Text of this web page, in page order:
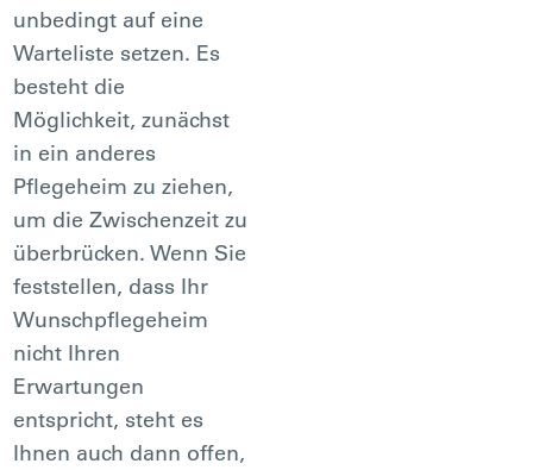
unbedingt auf eine
Warteliste setzen. Es
besteht die
Möglichkeit, zunächst
in ein anderes
Pflegeheim zu ziehen,
um die Zwischenzeit zu
überbrücken. Wenn Sie
feststellen, dass Ihr
Wunschpflegeheim
nicht Ihren
Erwartungen
entspricht, steht es
Ihnen auch dann offen,